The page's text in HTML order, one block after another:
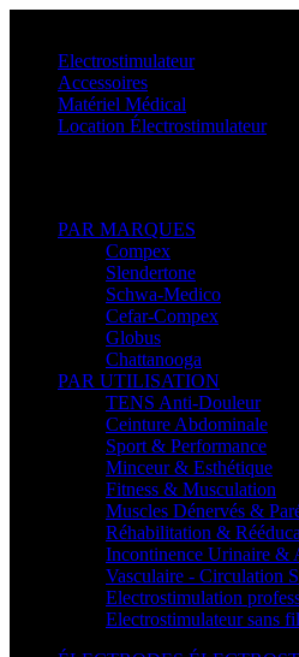
Electrostimulateur
Accessoires
Matériel Médical
Location Électrostimulateur
PAR MARQUES
Compex
Slendertone
Schwa-Medico
Cefar-Compex
Globus
Chattanooga
PAR UTILISATION
TENS Anti-Douleur
Ceinture Abdominale
Sport & Performance
Minceur & Esthétique
Fitness & Musculation
Muscles Dénervés &
Réhabilitation &
Incontinence Urinaire &
Vasculaire - Circulation
Electrostimulation
Electrostimulateur sans